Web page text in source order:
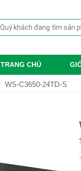
TRANG CHỦ
WS-C3650-24TD-S